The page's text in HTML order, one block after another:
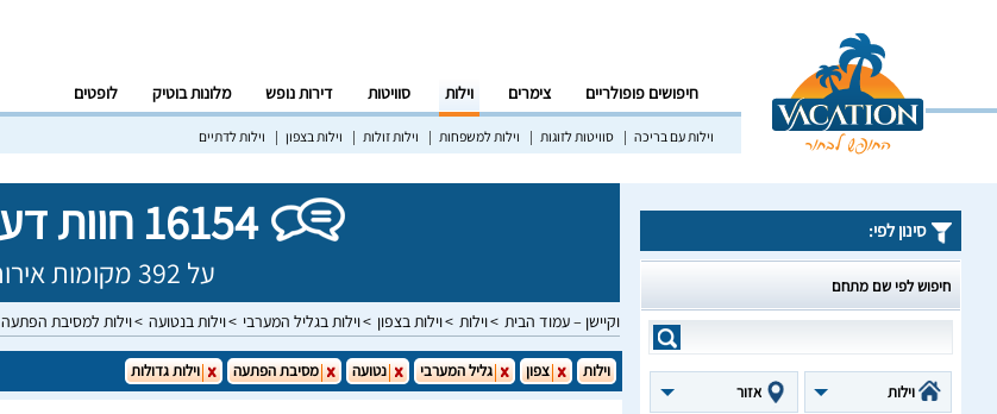
חיפושים פופולריים צימרים וילות סוויטות דירות נופש מלונות בוטיק לופטים
וילות עם בריכה סוויטות לזוגות וילות למשפחות וילות זולות וילות בצפון וילות לדתיים
16154 חוות דעת מאומתות!
על 392 מקומות אירוח שונים בישראל
וקיישן – עמוד הבית וילות וילות בצפון וילות בגליל המערבי וילות בנטועה וילות למסיבת הפתעה
סינון לפי:
חיפוש לפי שם מתחם
וילות אזור
וילות צפון גליל המערבי נטועה מסיבת הפתעה וילות גדולות